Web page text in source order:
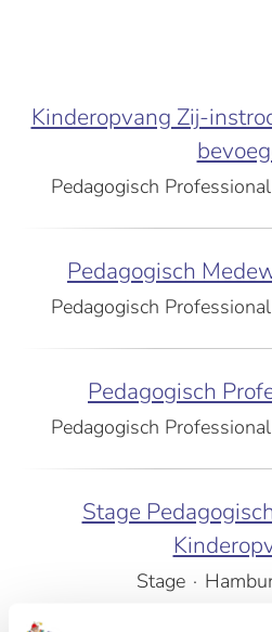
Kinderopvang Zij-
Pedagogisch Professional
Pedagogisch
Pedagogisch Professional
Pedagogisch
Pedagogisch Professional
Stage
Stage ·